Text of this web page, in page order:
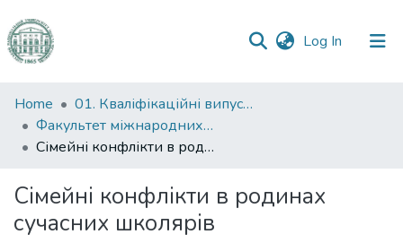
Log In (current)
Communities
&
Collections
Statistics
Home
01. Кваліфікаційні випускні роботи здобувачів вищої освіти
Факультет міжнародних відносин, політології та соціології
Сімейні конфлікти в родинах сучасних школярів
Сімейні конфлікти в родинах
сучасних школярів